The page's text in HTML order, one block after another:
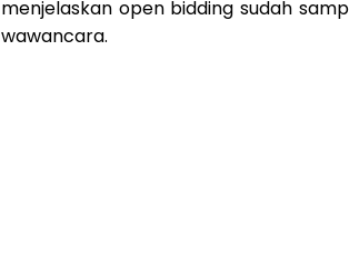
menjelaskan open bidding sudah
wawancara.